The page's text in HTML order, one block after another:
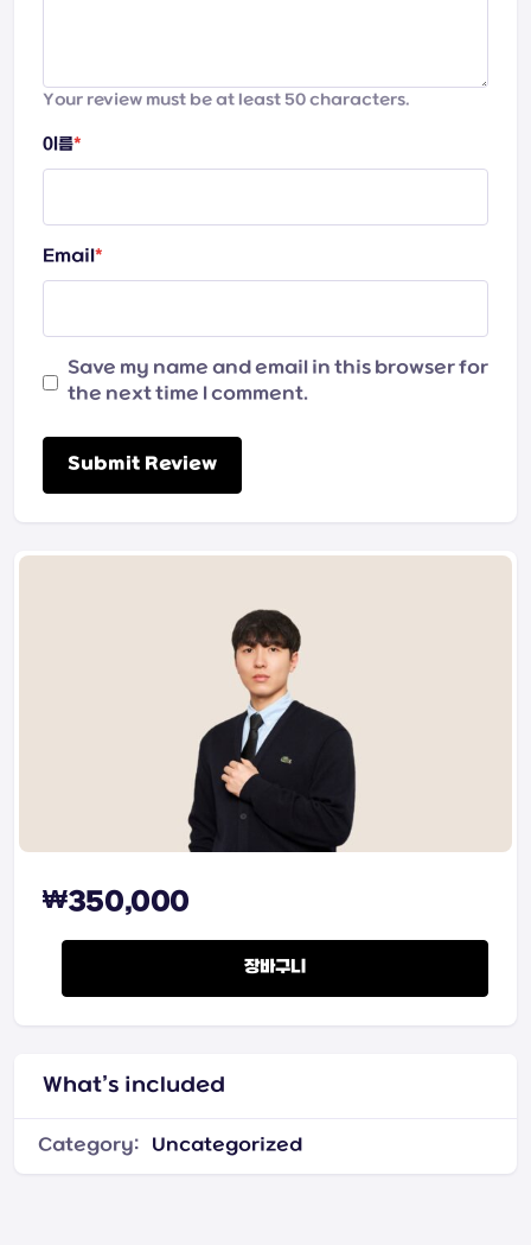
Your review must be at least 50 characters.
이름*
Email*
Save my name and email in this browser for
the next time I comment.
Submit Review
₩350,000
라이프니츠 수학2 quantity
장바구니
What’s included
Category: Uncategorized